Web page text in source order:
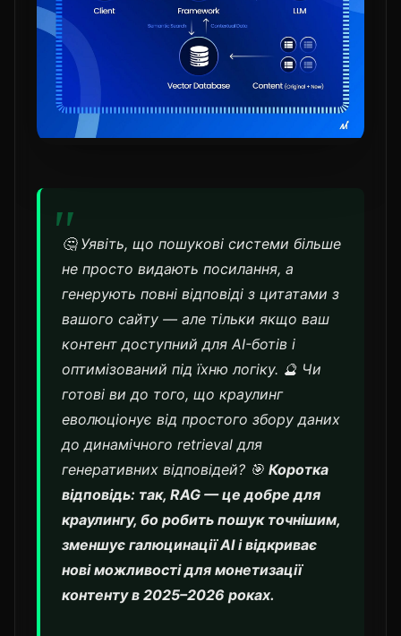
🤔 Уявіть, що пошукові системи більше
не просто видають посилання, а
генерують повні відповіді з цитатами з
вашого сайту — але тільки якщо ваш
контент доступний для AI-ботів і
оптимізований під їхню логіку. 🔮 Чи
готові ви до того, що краулинг
еволюціонує від простого збору даних
до динамічного retrieval для
генеративних відповідей? 🎯 Коротка
відповідь: так, RAG — це добре для
краулингу, бо робить пошук точнішим,
зменшує галюцинації AI і відкриває
нові можливості для монетизації
контенту в 2025–2026 роках.